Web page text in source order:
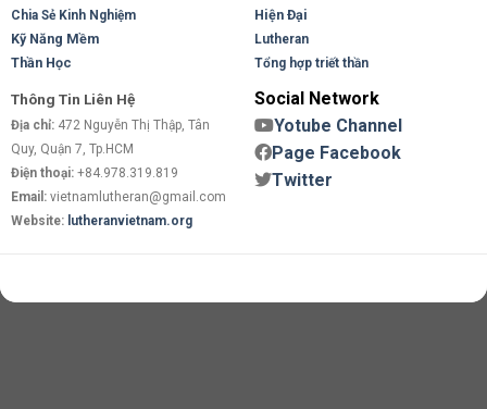
Chia Sẻ Kinh Nghiệm
Kỹ Năng Mềm
Thần Học
Hiện Đại
Lutheran
Tổng hợp triết thần
Thông Tin Liên Hệ
Địa chỉ: 472 Nguyễn Thị Thập, Tân
Quy, Quận 7, Tp.HCM
Điện thoại: +84.978.319.819
Email: vietnamlutheran@gmail.com
Website: lutheranvietnam.org
Social Network
Yotube Channel
Page Facebook
Twitter